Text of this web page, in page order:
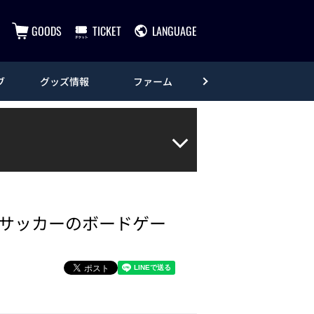
GOODS TICKET LANGUAGE
グッズ情報 ファーム
ッカーのボードゲー